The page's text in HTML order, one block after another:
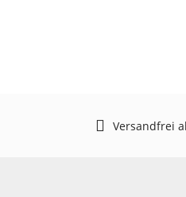
Versandfrei